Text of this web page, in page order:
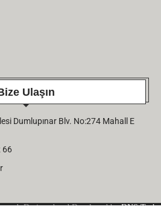
Ulaşın
Dumlupınar Blv. No:274 Mahall E
66
Designed and Developed byDNS Tech